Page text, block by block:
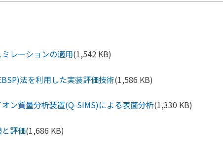
レーションの適用(1,542 KB)
法を利用した実装評価技術(1,586 KB)
ン質量分析装置(Q-SIMS)による表面分析(1,330 KB)
評価(1,686 KB)